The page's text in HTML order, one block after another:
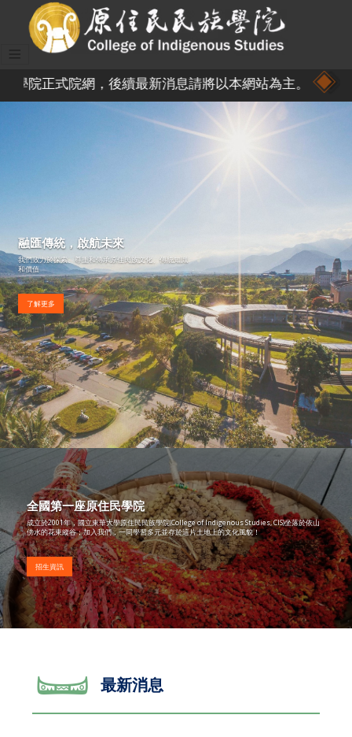
院網，後續最新消息請將以本網站為主。
融匯傳統，啟航未來
我們致力於探索、尊重和傳承原住民族文化、傳統知識
和價值
了解更多
全國第一座原住民學院
成立於2001年，國立東華大學原住民民族學院(College of Indigenous Studies, CIS)坐落於依山
傍水的花東縱谷；加入我們，一同學習多元並存於這片土地上的文化風貌！
招生資訊
最新消息